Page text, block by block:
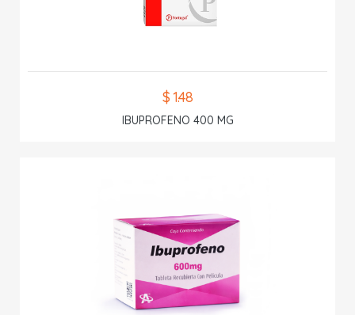
$ 1.48
IBUPROFENO 400 MG